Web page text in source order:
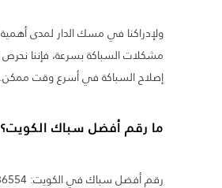
ولإدراكنا في مسك الدار لمدى
مشكلات السباكة بسرعة، فإننا
إصلاح السباكة في أسرع وقت ممكن.
ما رقم أفضل سباك الكويت؟
رقم أفضل سباك في الكويت: 1886554